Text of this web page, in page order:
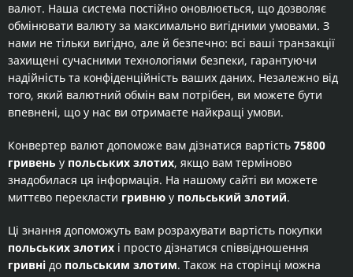
валют. Наша система постійно оновлюється, що дозволяє
обмінювати валюту за максимально вигідними умовами. З
нами не тільки вигідно, але й безпечно: всі ваші транзакції
захищені сучасними технологіями безпеки, гарантуючи
надійність та конфіденційність ваших даних. Незалежно від
того, який валютний обмін вам потрібен, ви можете бути
впевнені, що у нас ви отримаєте найкращі умови.
Конвертер валют допоможе вам дізнатися вартість 75800
гривень у польських злотих, якщо вам терміново
знадобилася ця інформація. На нашому сайті ви можете
миттєво перекласти гривню у польський злотий.
Ці знання допоможуть вам розрахувати вартість покупки
польських злотих і просто дізнатися співвідношення
гривні до польським злотим. Також на сторінці можна